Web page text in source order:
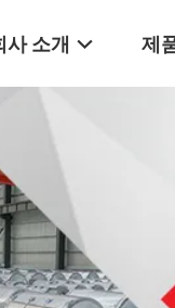
사 소개 제